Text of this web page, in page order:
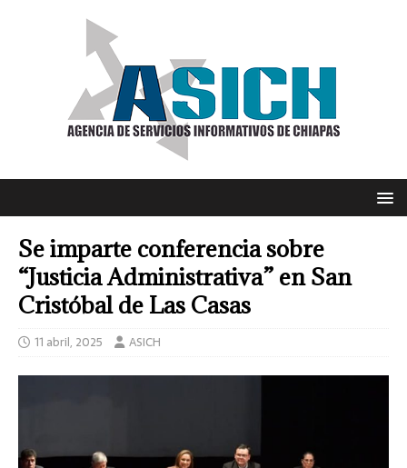
Se imparte conferencia sobre
“Justicia Administrativa” en San
Cristóbal de Las Casas
11 abril, 2025 ASICH